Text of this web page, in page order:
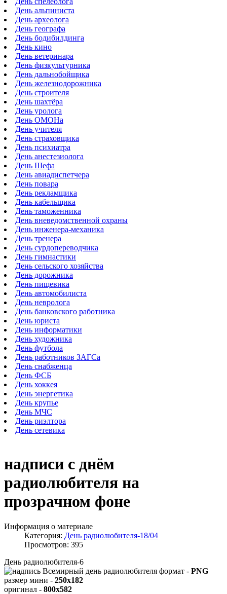
День альпиниста
День археолога
День географа
День бодибилдинга
День кино
День ветеринара
День физкультурника
День дальнобойщика
День железнодорожника
День строителя
День шахтёра
День уролога
День ОМОНа
День учителя
День страховщика
День психиатра
День анестезиолога
День Шефа
День авиадиспетчера
День повара
День рекламщика
День кабельщика
День таможенника
День вневедомственной охраны
День инженера-механика
День тренера
День сурдопереводчика
День гимнастики
День сельского хозяйства
День дорожника
День пищевика
День автомобилиста
День невролога
День банковского работника
День юриста
День информатики
День художника
День футбола
День работников ЗАГСа
День снабженца
День ФСБ
День хоккея
День энергетика
День крупье
День МЧС
День риэлтора
День сетевика
надписи с днём
радиолюбителя на
прозрачном фоне
Информация о материале
Категория: День радиолюбителя-18/04
Просмотров: 395
День радиолюбителя-6
формат - PNG
размер мини - 250x182
оригинал - 800x582